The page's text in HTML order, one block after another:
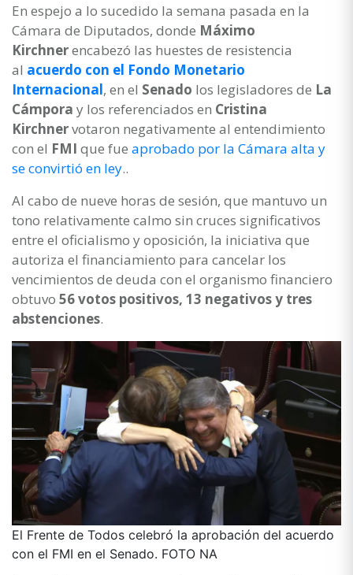
En espejo a lo sucedido la semana pasada en la
Cámara de Diputados, donde Máximo
Kirchnerencabezó las huestes de resistencia
al acuerdo con el Fondo Monetario
Internacional, en el Senado los legisladores de La
Cámpora y los referenciados en Cristina
Kirchnervotaron negativamente al entendimiento
con el FMI que fue aprobado por la Cámara alta y
se convirtió en ley..
Al cabo de nueve horas de sesión, que mantuvo un
tono relativamente calmo sin cruces significativos
entre el oficialismo y oposición, la iniciativa que
autoriza el financiamiento para cancelar los
vencimientos de deuda con el organismo financiero
obtuvo 56 votos positivos, 13 negativos y tres
abstenciones.
El Frente de Todos celebró la aprobación del acuerdo
con el FMI en el Senado. FOTO NA